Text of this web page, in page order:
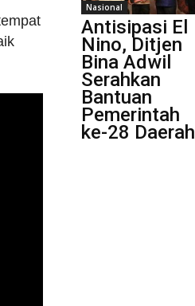
Nasional
Antisipasi El
Nino, Ditjen
Bina Adwil
Serahkan
Bantuan
Pemerintah
ke-28 Daerah